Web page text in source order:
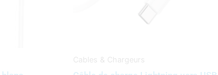
Cables & Chargeurs